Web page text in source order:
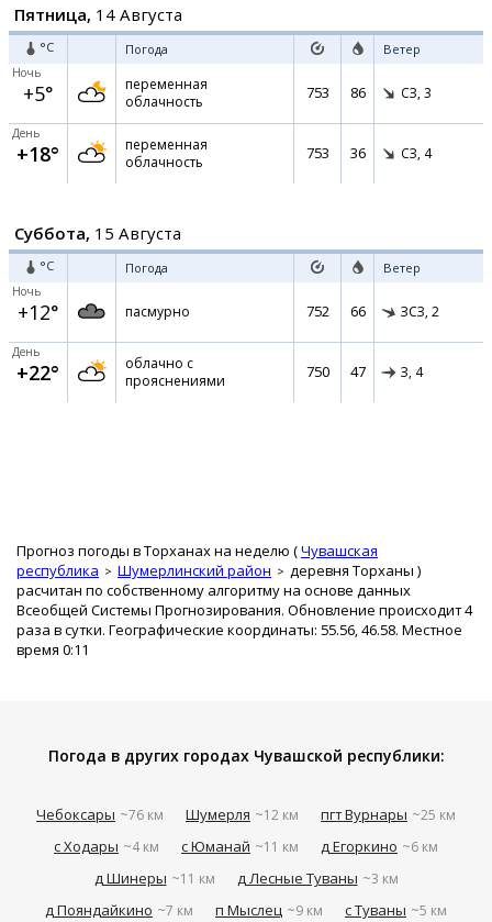
Пятница, 14 Августа
°C Погода Ветер
Ночь
+5°
переменная
облачность
753 86 СЗ, 3
День
+18°
переменная
облачность
753 36 СЗ, 4
Суббота, 15 Августа
°C Погода Ветер
Ночь
+12° пасмурно 752 66 ЗСЗ, 2
День
+22°
облачно с
прояснениями
750 47 З, 4
Прогноз погоды в Торханах на неделю (Чувашская
республика
Шумерлинский район деревня Торханы )
расчитан по собственному алгоритму на основе данных
Всеобщей Системы Прогнозирования. Обновление происходит 4
раза в сутки. Географические координаты: 55.56, 46.58. Местное
время 0:11
Погода в других городах Чувашской республики:
Чебоксары ~76 км Шумерля ~12 км пгт Вурнары ~25 км
с Ходары ~4 км с Юманай ~11 км д Егоркино ~6 км
д Шинеры ~11 км д Лесные Туваны ~3 км
д Пояндайкино ~7 км п Мыслец ~9 км с Туваны ~5 км